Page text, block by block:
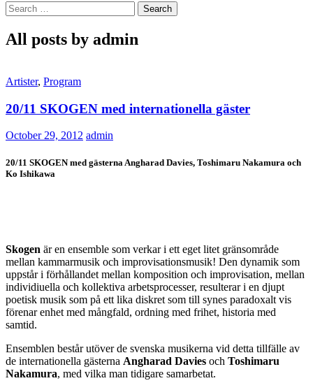
Search
for:
All posts by admin
Artister, Program
20/11 SKOGEN med internationella gäster
October 29, 2012 admin
20/11 SKOGEN med gästerna Angharad Davies, Toshimaru Nakamura och
Ko Ishikawa
Skogen är en ensemble som verkar i ett eget litet gränsområde
mellan kammarmusik och improvisationsmusik! Den dynamik som
uppstår i förhållandet mellan komposition och improvisation, mellan
individiuella och kollektiva arbetsprocesser, resulterar i en djupt
poetisk musik som på ett lika diskret som till synes paradoxalt vis
förenar enhet med mångfald, ordning med frihet, historia med
samtid.
Ensemblen består utöver de svenska musikerna vid detta tillfälle av
de internationella gästerna Angharad Davies och Toshimaru
Nakamura, med vilka man tidigare samarbetat.